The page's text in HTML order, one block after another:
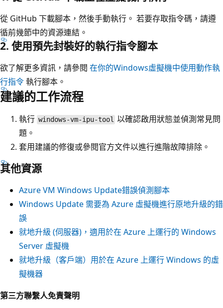
從 GitHub 下載腳本，然後手動執行。 若要存取指令碼，請遵
循前幾節中的資源連結。
2. 使用預先封裝好的執行指令腳本
欲了解更多資訊，請參閱 在你的Windows虛擬機中使用動作執
行指令執行腳本。
建議的工作流程
執行 windows-vm-ipu-tool 以確認啟用狀態並偵測常見問
題。
套用建議的修復或參閱官方文件以進行進階故障排除。
其他資源
Azure VM Windows Update錯誤偵測腳本
Windows Update 需要為 Azure 虛擬機進行原地升級的錯
誤
就地升級 (伺服器)，適用於在 Azure 上運行的 Windows
Server 虛擬機
就地升級（客戶端）用於在 Azure 上運行 Windows 的虛
擬機器
第三方聯繫人免責聲明